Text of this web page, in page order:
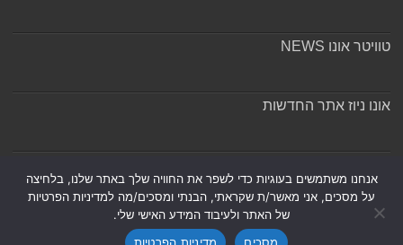
טוויטר אונו NEWS
אונו ניוז אתר החדשות
אנחנו משתמשים בעוגיות כדי לשפר את החוויה שלך באתר שלנו, בלחיצה
על מסכים, אני מאשר/ת שקראתי, הבנתי ומסכים/מה למדיניות הפרטיות
של האתר ולעיבוד המידע האישי שלי.
מסכים
מדיניות הפרטיות